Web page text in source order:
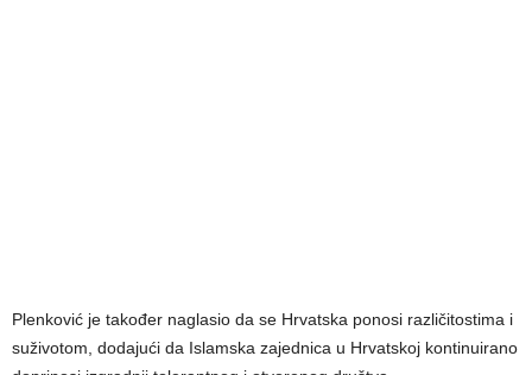
Plenković je također naglasio da se Hrvatska ponosi različitostima i
suživotom, dodajući da Islamska zajednica u Hrvatskoj kontinuirano